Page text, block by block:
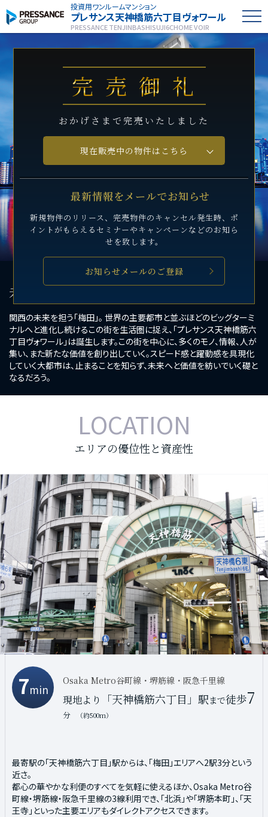
投資用ワンルームマンション
プレサンス天神橋筋六丁目ヴォワール
PRESSANCE TENJINBASHISUJI6CHOME VOIR
完売御礼
おかげさまで完売いたしました
最新情報をメールでお知らせ
新規物件のリリース、完売物件のキャンセル発生時、 ポ
イントがもらえるセミナーやキャンペーンなどのお知ら
せを致します。
お知らせメールのご登録
現在販売中の物件はこちら
未来に近い、梅田に近い。
関西の未来を担う「梅田」。 世界の主要都市と並ぶほどのビッグターミ
ナルへと進化し続けるこの街を生活圏に捉え、「プレサンス天神橋筋六
丁目ヴォワール」は誕生します。この街を中心に、多くのモノ、情報、人が
集い、また新たな価値を創り出していく。スピード感と躍動感を具現化
していく大都市は、止まることを知らず、未来へと価値を紡いでいく礎と
なるだろう。
LOCATION
エリアの優位性と資産性
7min
Osaka Metro谷町線・堺筋線・阪急千里線
現地より 「天神橋筋六丁目」駅まで徒歩7
分 （約500m）
最寄駅の「天神橋筋六丁目」駅からは、「梅田」エリアへ2駅3分という
近さ。
都心の華やかな利便のすべてを気軽に使えるほか、Osaka Metro谷
町線・堺筋線・阪急千里線の3線利用でき、「北浜」や「堺筋本町」、「天
王寺」といった主要エリアもダイレクトアクセスできます。
7min
阪急神戸線、宝塚線、京都線
現地より 「大阪梅田」駅まで 自転車7分
（約1,940m）
グランフロント大阪をはじめ阪急うめだ本店等の大型商業施設はも
ちろん、オフィスやショップ等多くの施設が集まる文字通り大阪の中心
地「梅田」エリア。ヨドバシ梅田タワーオープンや阪神百貨店の建て替
え工事一部完成。うめきた2期の再開発も進行しており、さらなる進化
が見込まれるエリアを生活圏にとらえられるポジションです。